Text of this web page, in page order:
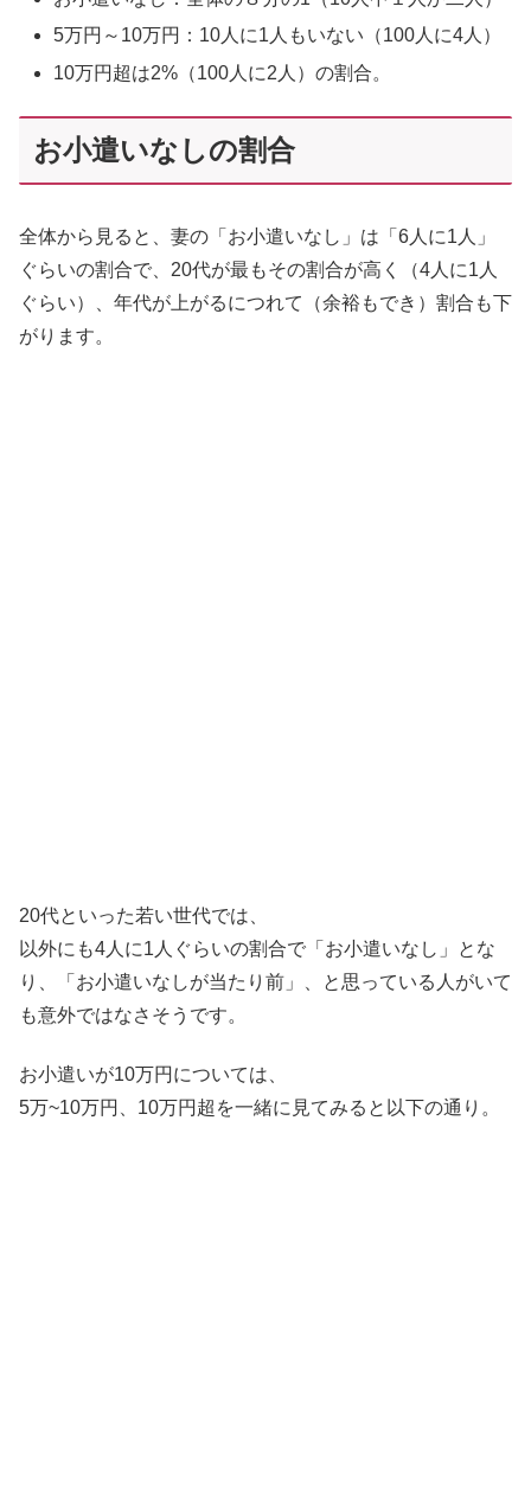
5万円～10万円：10人に1人もいない（100人に4人）
10万円超は2%（100人に2人）の割合。
お小遣いなしの割合
全体から見ると、妻の「お小遣いなし」は「6人に1人」
ぐらいの割合で、20代が最もその割合が高く（4人に1人
ぐらい）、年代が上がるにつれて（余裕もでき）割合も下
がります。
20代といった若い世代では、
以外にも4人に1人ぐらいの割合で「お小遣いなし」とな
り、「お小遣いなしが当たり前」、と思っている人がいて
も意外ではなさそうです。
お小遣いが10万円については、
5万~10万円、10万円超を一緒に見てみると以下の通り。